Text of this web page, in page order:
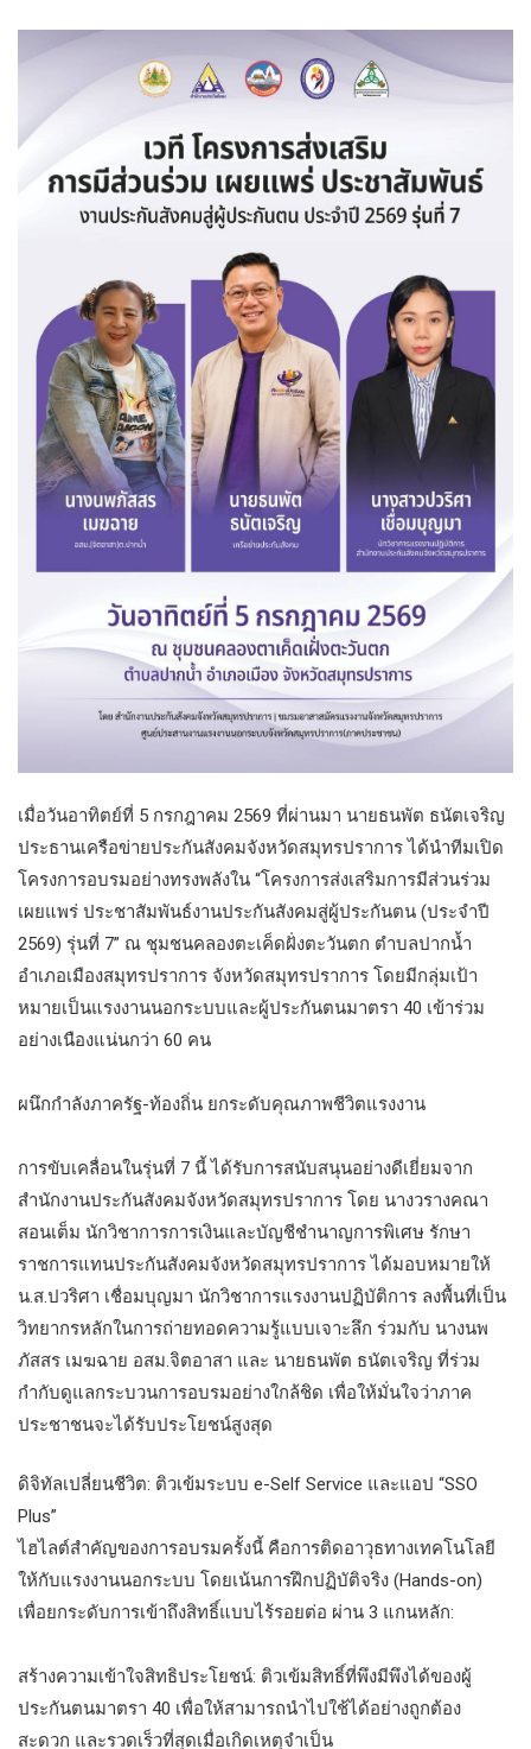
เมื่อวันอาทิตย์ที่ 5 กรกฎาคม 2569 ที่ผ่านมา นายธนพัต ธนัตเจริญ
ประธานเครือข่ายประกันสังคมจังหวัดสมุทรปราการ ได้นำทีมเปิด
โครงการอบรมอย่างทรงพลังใน “โครงการส่งเสริมการมีส่วนร่วม
เผยแพร่ ประชาสัมพันธ์งานประกันสังคมสู่ผู้ประกันตน (ประจำปี
2569) รุ่นที่ 7” ณ ชุมชนคลองตะเค็ดฝั่งตะวันตก ตำบลปากน้ำ
อำเภอเมืองสมุทรปราการ จังหวัดสมุทรปราการ โดยมีกลุ่มเป้า
หมายเป็นแรงงานนอกระบบและผู้ประกันตนมาตรา 40 เข้าร่วม
อย่างเนืองแน่นกว่า 60 คน
ผนึกกำลังภาครัฐ-ท้องถิ่น ยกระดับคุณภาพชีวิตแรงงาน
การขับเคลื่อนในรุ่นที่ 7 นี้ ได้รับการสนับสนุนอย่างดีเยี่ยมจาก
สำนักงานประกันสังคมจังหวัดสมุทรปราการ โดย นางวรางคณา
สอนเต็ม นักวิชาการการเงินและบัญชีชำนาญการพิเศษ รักษา
ราชการแทนประกันสังคมจังหวัดสมุทรปราการ ได้มอบหมายให้
น.ส.ปวริศา เชื่อมบุญมา นักวิชาการแรงงานปฏิบัติการ ลงพื้นที่เป็น
วิทยากรหลักในการถ่ายทอดความรู้แบบเจาะลึก ร่วมกับ นางนพ
ภัสสร เมฆฉาย อสม.จิตอาสา และ นายธนพัต ธนัตเจริญ ที่ร่วม
กำกับดูแลกระบวนการอบรมอย่างใกล้ชิด เพื่อให้มั่นใจว่าภาค
ประชาชนจะได้รับประโยชน์สูงสุด
ดิจิทัลเปลี่ยนชีวิต: ติวเข้มระบบ e-Self Service และแอป “SSO
Plus”
​ไฮไลต์สำคัญของการอบรมครั้งนี้ คือการติดอาวุธทางเทคโนโลยี
ให้กับแรงงานนอกระบบ โดยเน้นการฝึกปฏิบัติจริง (Hands-on)
เพื่อยกระดับการเข้าถึงสิทธิ์แบบไร้รอยต่อ ผ่าน 3 แกนหลัก:
สร้างความเข้าใจสิทธิประโยชน์: ติวเข้มสิทธิ์ที่พึงมีพึงได้ของผู้
ประกันตนมาตรา 40 เพื่อให้สามารถนำไปใช้ได้อย่างถูกต้อง
สะดวก และรวดเร็วที่สุดเมื่อเกิดเหตุจำเป็น